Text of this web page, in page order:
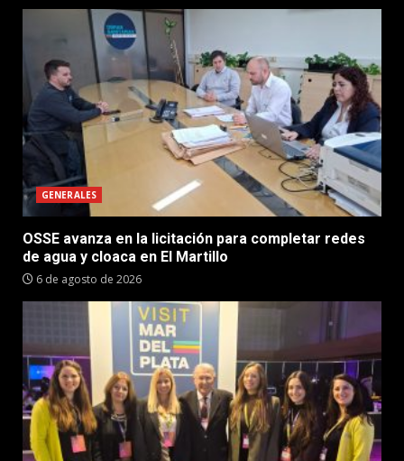
GENERALES
OSSE avanza en la licitación para completar redes
de agua y cloaca en El Martillo
6 de agosto de 2026